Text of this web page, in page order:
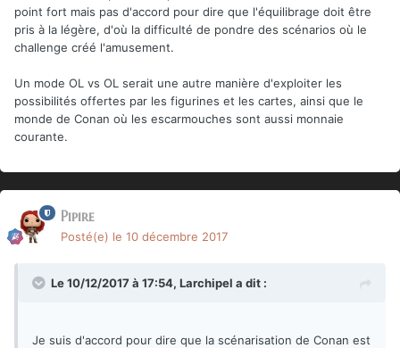
point fort mais pas d'accord pour dire que l'équilibrage doit être
pris à la légère, d'où la difficulté de pondre des scénarios où le
challenge créé l'amusement.
Un mode OL vs OL serait une autre manière d'exploiter les
possibilités offertes par les figurines et les cartes, ainsi que le
monde de Conan où les escarmouches sont aussi monnaie
courante.
Pipire
Posté(e) le 10 décembre 2017
Le 10/12/2017 à 17:54, Larchipel a dit :
Je suis d'accord pour dire que la scénarisation de Conan est